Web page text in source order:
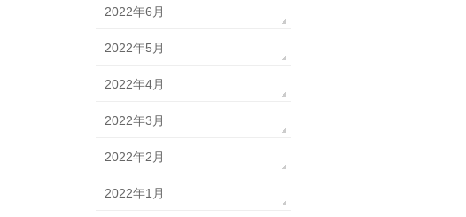
2022年6月
2022年5月
2022年4月
2022年3月
2022年2月
2022年1月